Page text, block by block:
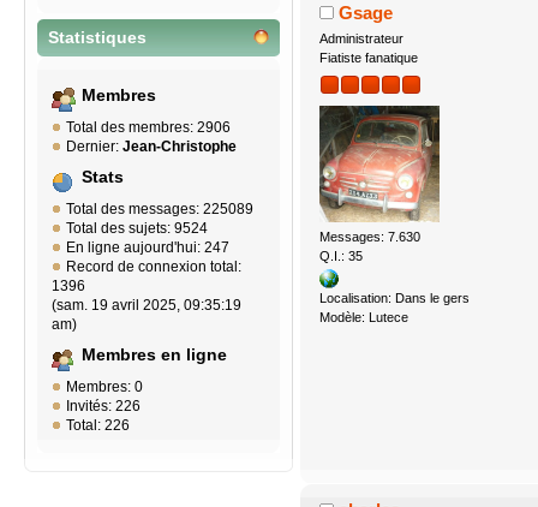
Statistiques
Membres
Total des membres: 2906
Dernier: Jean-Christophe
Stats
Total des messages: 225089
Total des sujets: 9524
En ligne aujourd'hui: 247
Record de connexion total:
1396
(sam. 19 avril 2025, 09:35:19
am)
Membres en ligne
Membres: 0
Invités: 226
Total: 226
Gsage
Administrateur
Fiatiste fanatique
Messages: 7.630
Q.I.: 35
Localisation: Dans le gers
Modèle: Lutece